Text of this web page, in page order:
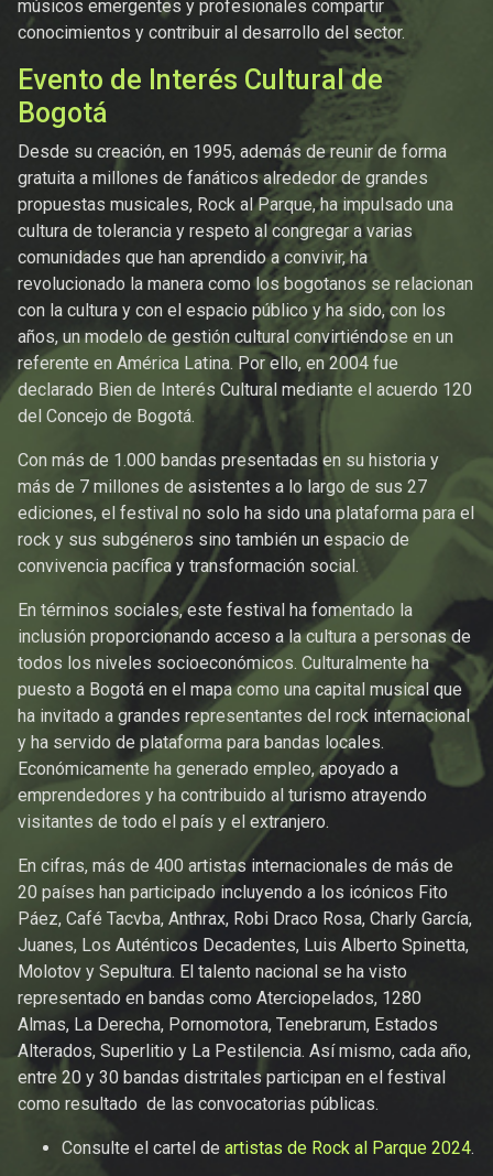
músicos emergentes y profesionales compartir
conocimientos y contribuir al desarrollo del sector.
Evento de Interés Cultural de
Bogotá
Desde su creación, en 1995, además de reunir de forma
gratuita a millones de fanáticos alrededor de grandes
propuestas musicales, Rock al Parque, ha impulsado una
cultura de tolerancia y respeto al congregar a varias
comunidades que han aprendido a convivir, ha
revolucionado la manera como los bogotanos se relacionan
con la cultura y con el espacio público y ha sido, con los
años, un modelo de gestión cultural convirtiéndose en un
referente en América Latina. Por ello, en 2004 fue
declarado Bien de Interés Cultural mediante el acuerdo 120
del Concejo de Bogotá.
Con más de 1.000 bandas presentadas en su historia y
más de 7 millones de asistentes a lo largo de sus 27
ediciones, el festival no solo ha sido una plataforma para el
rock y sus subgéneros sino también un espacio de
convivencia pacífica y transformación social.
En términos sociales, este festival ha fomentado la
inclusión proporcionando acceso a la cultura a personas de
todos los niveles socioeconómicos. Culturalmente ha
puesto a Bogotá en el mapa como una capital musical que
ha invitado a grandes representantes del rock internacional
y ha servido de plataforma para bandas locales.
Económicamente ha generado empleo, apoyado a
emprendedores y ha contribuido al turismo atrayendo
visitantes de todo el país y el extranjero.
En cifras, más de 400 artistas internacionales de más de
20 países han participado incluyendo a los icónicos Fito
Páez, Café Tacvba, Anthrax, Robi Draco Rosa, Charly García,
Juanes, Los Auténticos Decadentes, Luis Alberto Spinetta,
Molotov y Sepultura. El talento nacional se ha visto
representado en bandas como Aterciopelados, 1280
Almas, La Derecha, Pornomotora, Tenebrarum, Estados
Alterados, Superlitio y La Pestilencia. Así mismo, cada año,
entre 20 y 30 bandas distritales participan en el festival
como resultado de las convocatorias públicas.
Consulte el cartel de artistas de Rock al Parque 2024.